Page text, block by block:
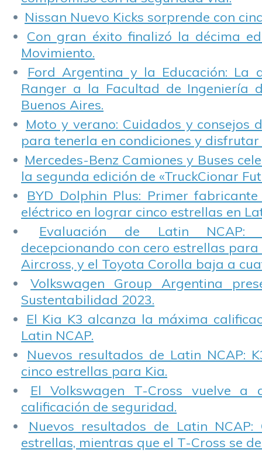
Nissan Nuevo Kicks sorprende con
Con gran éxito finalizó la décima
Movimiento.
Ford Argentina y la Educación: La
Ranger a la Facultad de Ingeniería
Buenos Aires.
Moto y verano: Cuidados y consejos
para tenerla en condiciones y disfrutar
Mercedes-Benz Camiones y Buses
la segunda edición de «TruckCionar
BYD Dolphin Plus: Primer
eléctrico en lograr cinco estrellas en
Evaluación de Latin NCAP:
decepcionando con cero estrellas para
Aircross, y el Toyota Corolla baja a
Volkswagen Group Argentina
Sustentabilidad 2023.
El Kia K3 alcanza la máxima
Latin NCAP.
Nuevos resultados de Latin NCAP:
cinco estrellas para Kia.
El Volkswagen T-Cross vuelve a
calificación de seguridad.
Nuevos resultados de Latin NCAP:
estrellas, mientras que el T-Cross se